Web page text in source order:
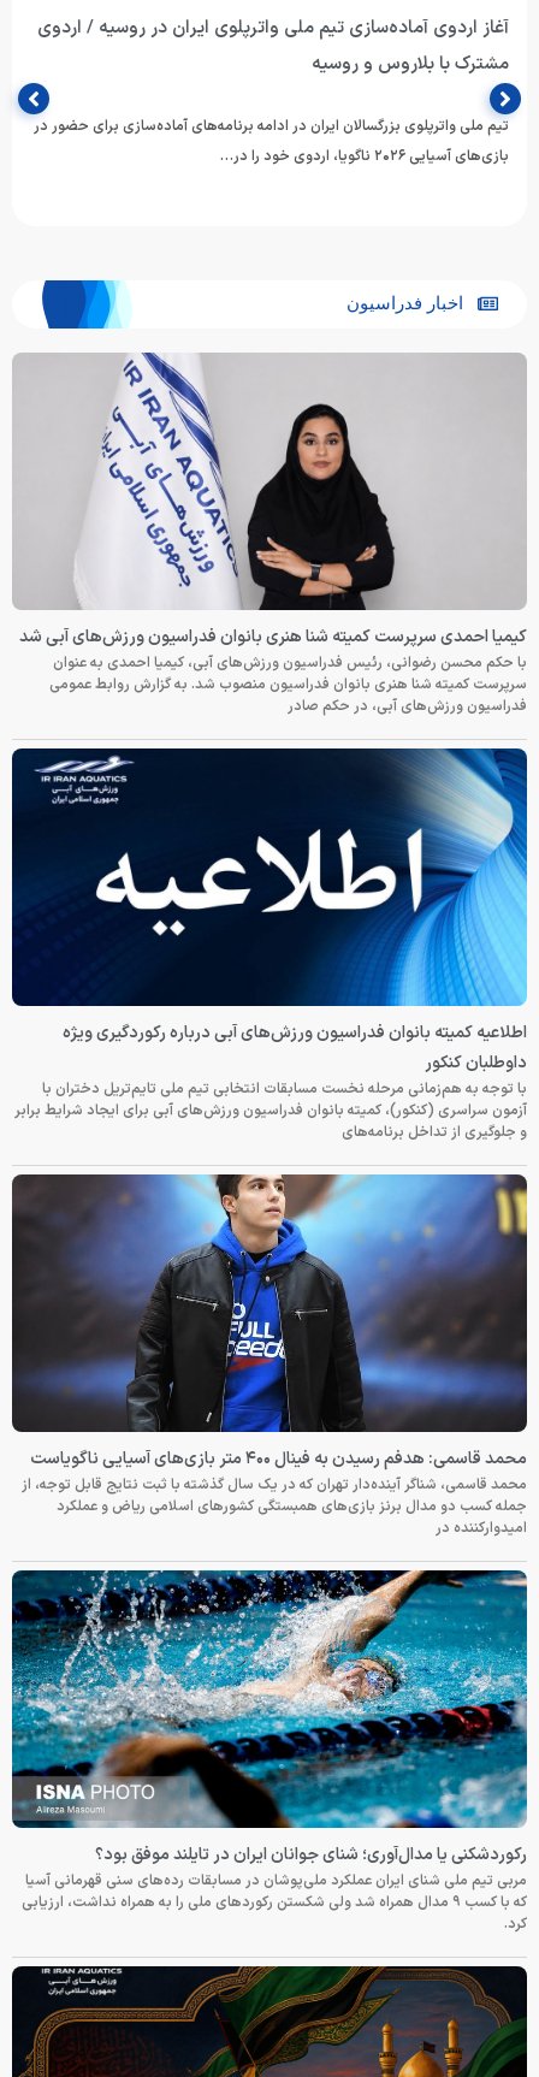
آغاز اردوی آماده‌سازی تیم ملی واترپلوی ایران در روسیه / اردوی
مشترک با بلاروس و روسیه
تیم ملی واترپلوی بزرگسالان ایران در ادامه برنامه‌های آماده‌سازی برای حضور در
بازی‌های آسیایی ۲۰۲۶ ناگویا، اردوی خود را در…
اخبار فدراسیون
کیمیا احمدی سرپرست کمیته شنا هنری بانوان فدراسیون ورزش‌های آبی شد
با حکم محسن رضوانی، رئیس فدراسیون ورزش‌های آبی، کیمیا احمدی به عنوان
سرپرست کمیته شنا هنری بانوان فدراسیون منصوب شد. به گزارش روابط عمومی
فدراسیون ورزش‌های آبی، در حکم صادر
اطلاعیه کمیته بانوان فدراسیون ورزش‌های آبی درباره رکوردگیری ویژه
داوطلبان کنکور
با توجه به هم‌زمانی مرحله نخست مسابقات انتخابی تیم ملی تایم‌تریل دختران با
آزمون سراسری (کنکور)، کمیته بانوان فدراسیون ورزش‌های آبی برای ایجاد شرایط برابر
و جلوگیری از تداخل برنامه‌های
محمد قاسمی: هدفم رسیدن به فینال ۴۰۰ متر بازی‌های آسیایی ناگویاست
محمد قاسمی، شناگر آینده‌دار تهران که در یک سال گذشته با ثبت نتایج قابل توجه، از
جمله کسب دو مدال برنز بازی‌های همبستگی کشورهای اسلامی ریاض و عملکرد
امیدوارکننده در
رکوردشکنی یا مدال‌آوری؛ شنای جوانان ایران در تایلند موفق بود؟
مربی تیم ملی شنای ایران عملکرد ملی‌پوشان در مسابقات رده‌های سنی قهرمانی آسیا
که با کسب ۹ مدال همراه شد ولی شکستن رکوردهای ملی را به همراه نداشت، ارزیابی
کرد.